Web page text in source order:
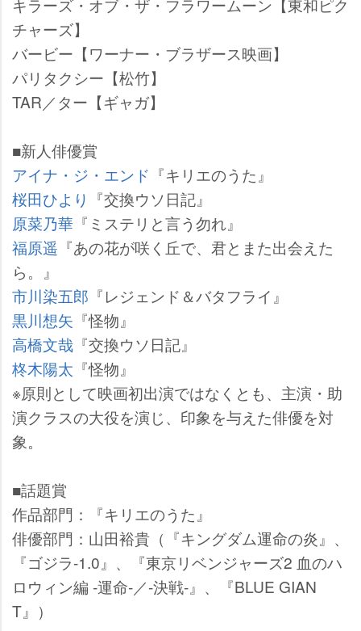
キラーズ・オブ・ザ・フラワームーン【東和ピク
チャーズ】
バービー【ワーナー・ブラザース映画】
パリタクシー【松竹】
TAR／ター【ギャガ】
■新人俳優賞
アイナ・ジ・エンド 『キリエのうた』
桜田ひより 『交換ウソ日記』
原菜乃華 『ミステリと言う勿れ』
福原遥 『あの花が咲く丘で、君とまた出会えた
ら。』
市川染五郎 『レジェンド＆バタフライ』
黒川想矢 『怪物』
高橋文哉 『交換ウソ日記』
柊木陽太 『怪物』
※原則として映画初出演ではなくとも、主演・助
演クラスの大役を演じ、印象を与えた俳優を対
象。
■話題賞
作品部門：『キリエのうた』
俳優部門：山田裕貴（『キングダム運命の炎』、
『ゴジラ-1.0』、『東京リベンジャーズ2 血のハ
ロウィン編 -運命-／-決戦-』、『BLUE GIAN
T』）